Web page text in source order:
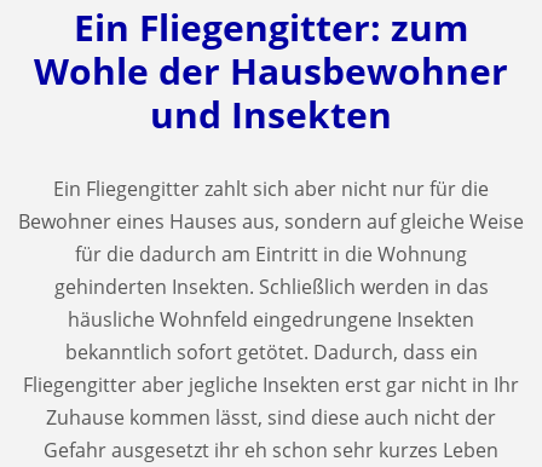
Ein Fliegengitter: zum
Wohle der Hausbewohner
und Insekten
Ein Fliegengitter zahlt sich aber nicht nur für die
Bewohner eines Hauses aus, sondern auf gleiche Weise
für die dadurch am Eintritt in die Wohnung
gehinderten Insekten. Schließlich werden in das
häusliche Wohnfeld eingedrungene Insekten
bekanntlich sofort getötet. Dadurch, dass ein
Fliegengitter aber jegliche Insekten erst gar nicht in Ihr
Zuhause kommen lässt, sind diese auch nicht der
Gefahr ausgesetzt ihr eh schon sehr kurzes Leben